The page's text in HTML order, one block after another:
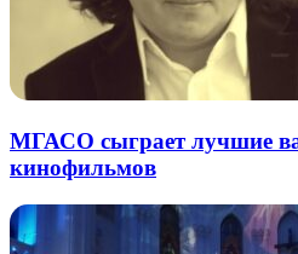
МГАСО сыграет лучшие
кинофильмов